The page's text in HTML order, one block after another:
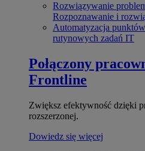
Rozwiązywanie
Rozpoznawanie i
Automatyzacja
rutynowych zadań IT
Połączony
Frontline
Zwiększ efektywność dzięki
rozszerzonej.
Dowiedz się więcej